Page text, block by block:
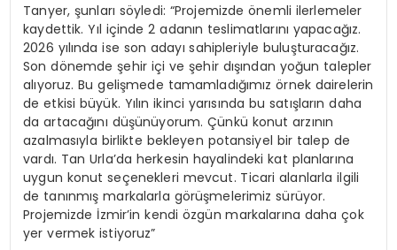
Tanyer, şunları söyledi: “Projemizde önemli ilerlemeler
kaydettik. Yıl içinde 2 adanın teslimatlarını yapacağız.
2026 yılında ise son adayı sahipleriyle buluşturacağız.
Son dönemde şehir içi ve şehir dışından yoğun talepler
alıyoruz. Bu gelişmede tamamladığımız örnek dairelerin
de etkisi büyük. Yılın ikinci yarısında bu satışların daha
da artacağını düşünüyorum. Çünkü konut arzının
azalmasıyla birlikte bekleyen potansiyel bir talep de
vardı. Tan Urla’da herkesin hayalindeki kat planlarına
uygun konut seçenekleri mevcut. Ticari alanlarla ilgili
de tanınmış markalarla görüşmelerimiz sürüyor.
Projemizde İzmir’in kendi özgün markalarına daha çok
yer vermek istiyoruz”